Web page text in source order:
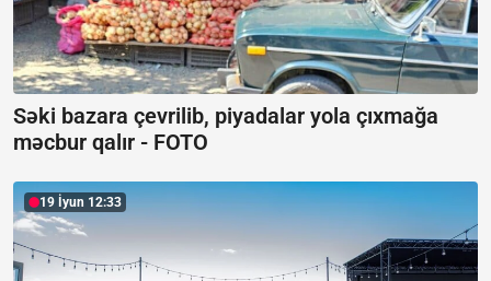
Səki bazara çevrilib, piyadalar yola çıxmağa
məcbur qalır - FOTO
19 İyun 12:33